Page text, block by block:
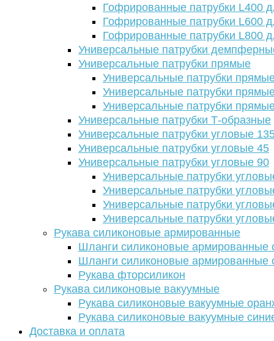
Гофрированные патрубки L400
Гофрированные патрубки L600
Гофрированные патрубки L800
Универсальные патрубки
Универсальные патрубки прямые
Универсальные патрубки
Универсальные патрубки
Универсальные патрубки
Универсальные патрубки Т-образные
Универсальные патрубки угловые
Универсальные патрубки угловые 45
Универсальные патрубки угловые 90
Универсальные патрубки
Универсальные патрубки
Универсальные патрубки
Универсальные патрубки
Рукава силиконовые армированные
Шланги силиконовые армированные
Шланги силиконовые армированные
Рукава фторсиликон
Рукава силиконовые вакуумные
Рукава силиконовые вакуумные
Рукава силиконовые вакуумные
Доставка и оплата